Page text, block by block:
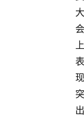
大
会
上
表
现
突
出